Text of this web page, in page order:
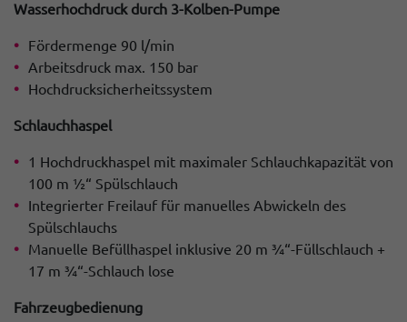
Wasserhochdruck durch 3-Kolben-Pumpe
Fördermenge 90 l/min
Arbeitsdruck max. 150 bar
Hochdrucksicherheitssystem
Schlauchhaspel
1 Hochdruckhaspel mit maximaler Schlauchkapazität von
100 m ½“ Spülschlauch
Integrierter Freilauf für manuelles Abwickeln des
Spülschlauchs
Manuelle Befüllhaspel inklusive 20 m ¾“-Füllschlauch +
17 m ¾“-Schlauch lose
Fahrzeugbedienung